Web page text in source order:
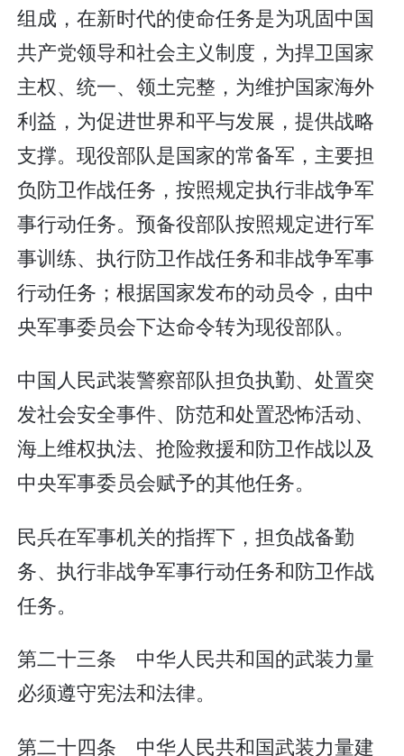
组成，在新时代的使命任务是为巩固中国
共产党领导和社会主义制度，为捍卫国家
主权、统一、领土完整，为维护国家海外
利益，为促进世界和平与发展，提供战略
支撑。现役部队是国家的常备军，主要担
负防卫作战任务，按照规定执行非战争军
事行动任务。预备役部队按照规定进行军
事训练、执行防卫作战任务和非战争军事
行动任务；根据国家发布的动员令，由中
央军事委员会下达命令转为现役部队。
中国人民武装警察部队担负执勤、处置突
发社会安全事件、防范和处置恐怖活动、
海上维权执法、抢险救援和防卫作战以及
中央军事委员会赋予的其他任务。
民兵在军事机关的指挥下，担负战备勤
务、执行非战争军事行动任务和防卫作战
任务。
第二十三条 中华人民共和国的武装力量
必须遵守宪法和法律。
第二十四条 中华人民共和国武装力量建